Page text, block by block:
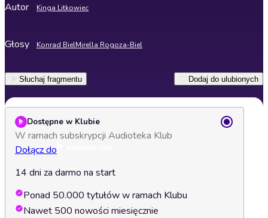
Autor Kinga Litkowiec
Głosy Konrad BielMirella Rogoza-Biel
Słuchaj fragmentu Dodaj do ulubionych
Dostępne w Klubie
W ramach subskrypcji Audioteka Klub
Dołącz do
14 dni za darmo na start
Ponad 50.000 tytułów w ramach Klubu
Nawet 500 nowości miesięcznie